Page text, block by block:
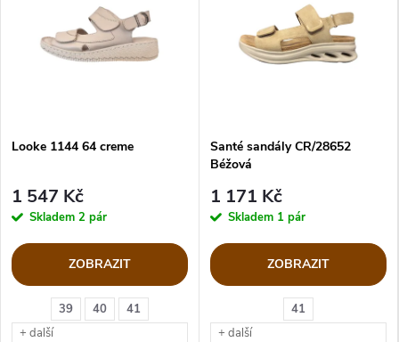
39 40
41
+ další
Looke 1144 64 creme
1 547 Kč
Skladem 2 pár
ZOBRAZIT
41
+ další
Santé sandály CR/28652
Béžová
1 171 Kč
Skladem 1 pár
ZOBRAZIT